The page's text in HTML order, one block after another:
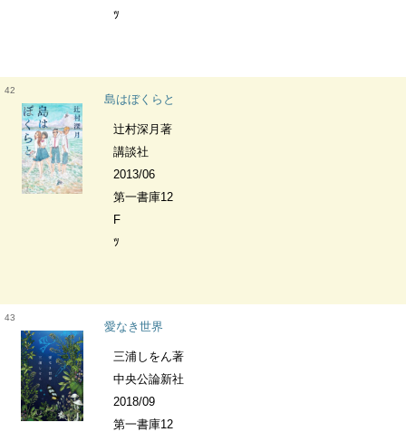
ﾂ
42
島はぼくらと
辻村深月著
講談社
2013/06
第一書庫12
F
ﾂ
43
愛なき世界
三浦しをん著
中央公論新社
2018/09
第一書庫12